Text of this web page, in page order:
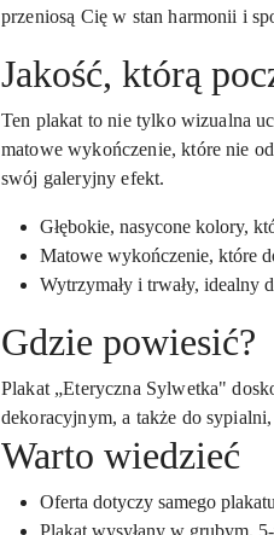
przeniosą Cię w stan harmonii i
Jakość, którą
Ten plakat to nie tylko wizualna
matowe wykończenie, które nie
swój galeryjny efekt.
Głębokie, nasycone kolory,
Matowe wykończenie, które
Wytrzymały i trwały, idealny
Gdzie powiesić?
Plakat „Eteryczna Sylwetka"
dekoracyjnym, a także do
Warto wiedzieć
Oferta dotyczy samego
Plakat wysyłany w grubym,